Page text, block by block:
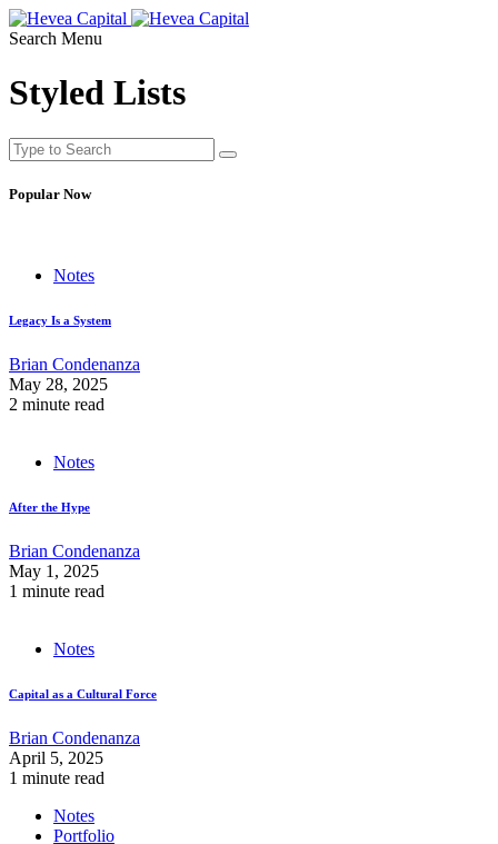
Search Menu
Styled Lists
Popular Now
Notes
Legacy Is a System
Brian Condenanza
May 28, 2025
2 minute read
Notes
After the Hype
Brian Condenanza
May 1, 2025
1 minute read
Notes
Capital as a Cultural Force
Brian Condenanza
April 5, 2025
1 minute read
Notes
Portfolio